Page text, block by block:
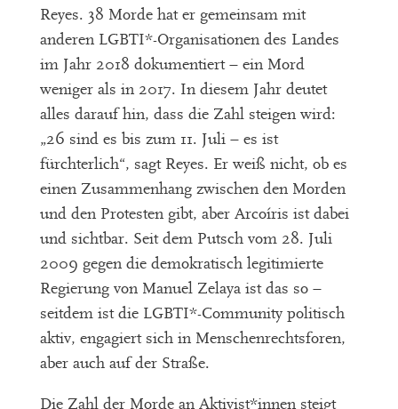
Reyes. 38 Morde hat er gemeinsam mit
anderen LGBTI*-Organisationen des Landes
im Jahr 2018 dokumentiert – ein Mord
weniger als in 2017. In diesem Jahr deutet
alles darauf hin, dass die Zahl steigen wird:
„26 sind es bis zum 11. Juli – es ist
fürchterlich“, sagt Reyes. Er weiß nicht, ob es
einen Zusammenhang zwischen den Morden
und den Protesten gibt, aber Arcoíris ist dabei
und sichtbar. Seit dem Putsch vom 28. Juli
2009 gegen die demokratisch legitimierte
Regierung von Manuel Zelaya ist das so –
seitdem ist die LGBTI*-Community politisch
aktiv, engagiert sich in Menschenrechtsforen,
aber auch auf der Straße.
Die Zahl der Morde an Aktivist*innen steigt